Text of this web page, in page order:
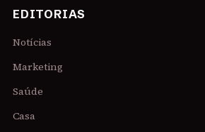
EDITORIAS
Notícias
Marketing
Saúde
Casa